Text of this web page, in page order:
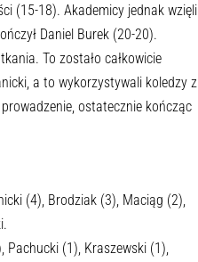
(15-18). Akademicy jednak wzięli
Daniel Burek (20-20).
To zostało całkowicie
a to wykorzystywali koledzy z
ostatecznie kończąc
(4), Brodziak (3), Maciąg (2),
(1), Kraszewski (1),